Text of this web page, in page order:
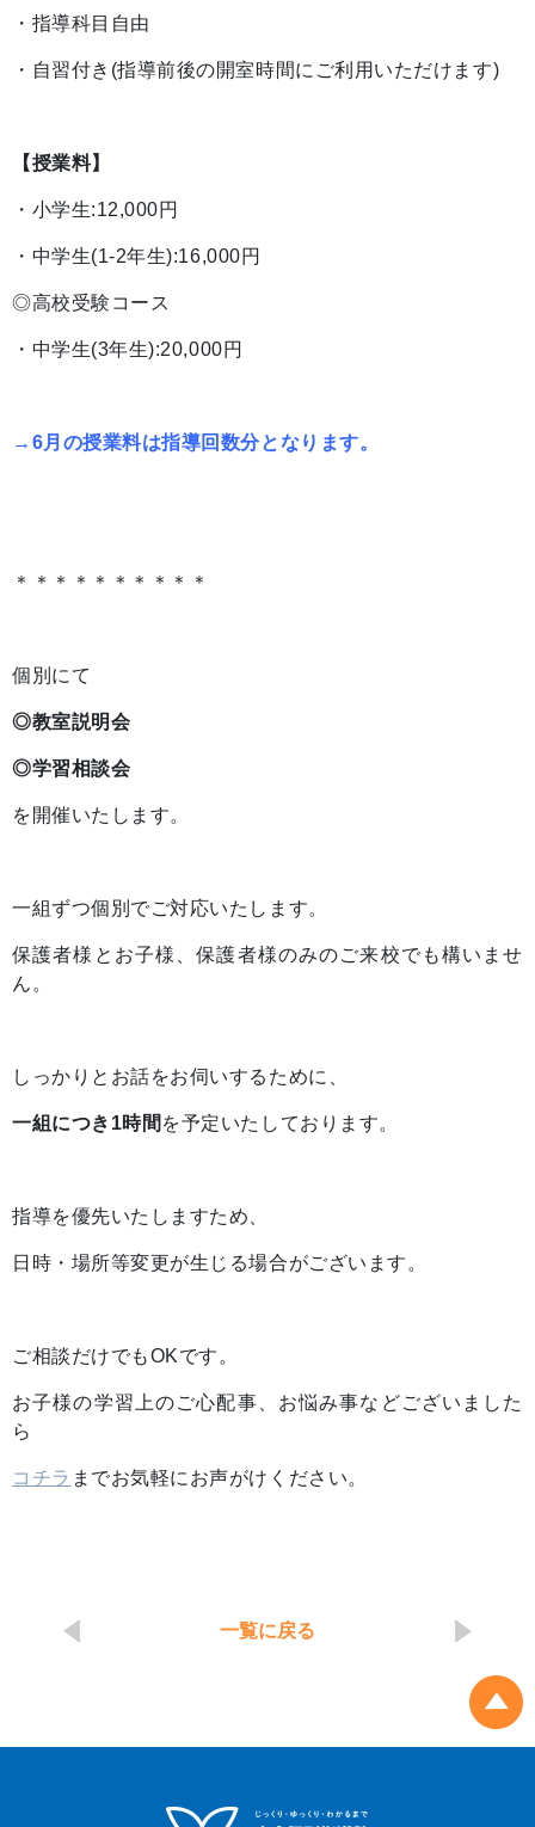
・指導科目自由
・自習付き(指導前後の開室時間にご利用いただけます)
【授業料】
・小学生:12,000円
・中学生(1-2年生):16,000円
◎高校受験コース
・中学生(3年生):20,000円
→ 6月の授業料は指導回数分となります。
＊＊＊＊＊＊＊＊＊＊
個別にて
◎教室説明会
◎学習相談会
を開催いたします。
一組ずつ個別でご対応いたします。
保護者様とお子様、保護者様のみのご来校でも構いませ
ん。
しっかりとお話をお伺いするために、
一組につき1時間 を予定いたしております。
指導を優先いたしますため、
日時・場所等変更が生じる場合がございます。
ご相談だけでもOKです。
お子様の学習上のご心配事、お悩み事などございました
ら
コチラ までお気軽にお声がけください。
一覧に戻る